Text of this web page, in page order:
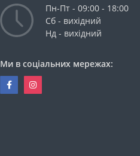
Пн-Пт - 09:00 - 18:00
Сб - вихідний
Нд - вихідний
Ми в соціальних мережах: